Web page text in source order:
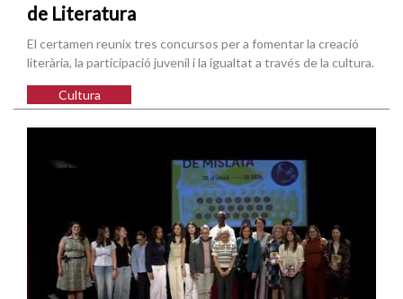
de Literatura
El certamen reunix tres concursos per a fomentar la creació
literària, la participació juvenil i la igualtat a través de la cultura.
Cultura